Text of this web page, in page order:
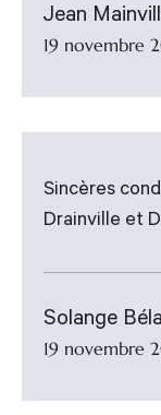
Jean
19 novembre
Sincères
Drainville et
Solange
19 novembre